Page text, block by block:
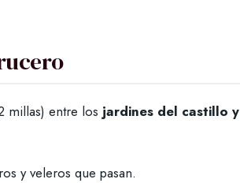
millas) entre los jardines del castillo y
y veleros que pasan.